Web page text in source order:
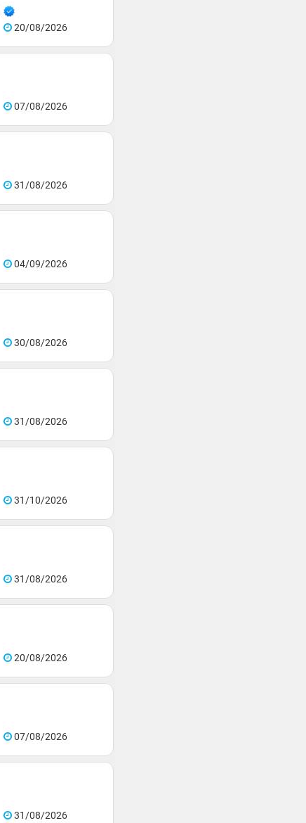
20/08/2026
07/08/2026
31/08/2026
04/09/2026
30/08/2026
31/08/2026
31/10/2026
31/08/2026
20/08/2026
07/08/2026
31/08/2026